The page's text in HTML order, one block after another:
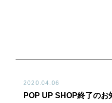
2020.04.06
POP UP SHOP終了のお